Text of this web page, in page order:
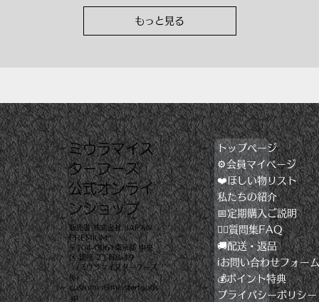
もっと見る
​ミウラマイス
ターフーズ
​公式オンライ
ンショップ
販売者 株式会社 JAPAN
PREMIUM
〒104-0061東京都 中央
区 銀座 2丁目8-19
(ミウラマイスターフーズ
係)
customer@meisterfoods
.jp
トップページ
⚙️会員マイページ
❤️ほしい物リスト
私たちの紹介
📅定期購入ご説明
🙋‍♂️質問集FAQ
🚚配送・返品
ℹ️お問い合わせフォー
💰️ポイント特典
プライバシーポリシー